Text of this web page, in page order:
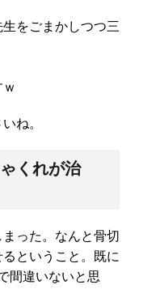
をごまかしつつ三
ね。
くれが治
った。なんと骨切
ということ。既に
間違いないと思